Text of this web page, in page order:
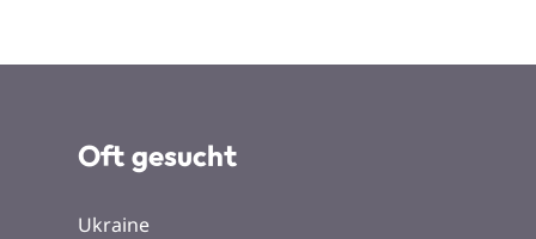
Oft gesucht
Ukraine